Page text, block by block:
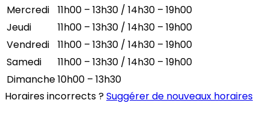
Mercredi
11h00 – 13h30 / 14h30 – 19h00
Jeudi
11h00 – 13h30 / 14h30 – 19h00
Vendredi
11h00 – 13h30 / 14h30 – 19h00
Samedi
11h00 – 13h30 / 14h30 – 19h00
Dimanche10h00 – 13h30
Horaires incorrects ?Suggérer de nouveaux horaires